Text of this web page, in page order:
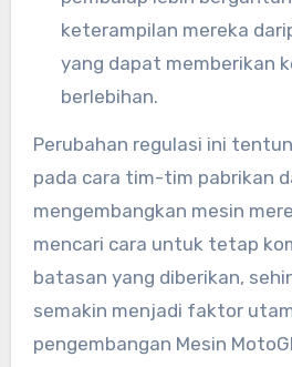
keterampilan mereka
yang dapat memberikan
berlebihan.
Perubahan regulasi ini
pada cara tim-tim pabrikan
mengembangkan mesin
mencari cara untuk tetap
batasan yang diberikan,
semakin menjadi faktor
pengembangan Mesin